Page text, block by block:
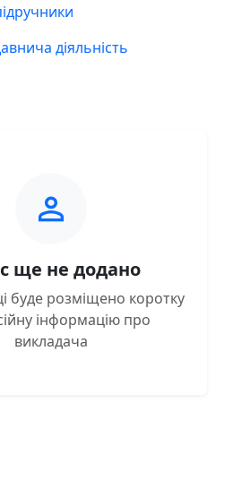
діяльність
ще не додано
буде розміщено коротку
інформацію про
викладача